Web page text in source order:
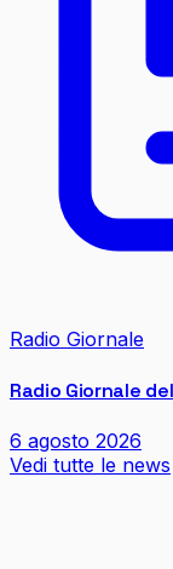
Radio Giornale
Radio Giornale
6 agosto 2026
Vedi tutte le news